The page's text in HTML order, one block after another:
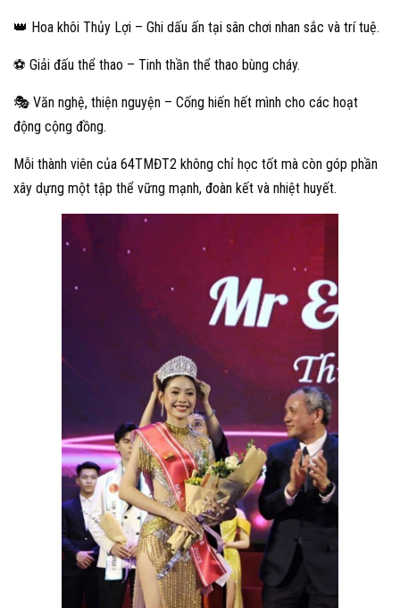
👑 Hoa khôi Thủy Lợi – Ghi dấu ấn tại sân chơi nhan sắc và trí tuệ.
⚽ Giải đấu thể thao – Tinh thần thể thao bùng cháy.
🎭 Văn nghệ, thiện nguyện – Cống hiến hết mình cho các hoạt
động cộng đồng.
Mỗi thành viên của 64TMĐT2 không chỉ học tốt mà còn góp phần
xây dựng một tập thể vững mạnh, đoàn kết và nhiệt huyết.